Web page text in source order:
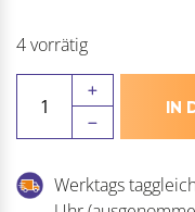
4 vorrätig
WingLine
L
Set
IN
Werktags